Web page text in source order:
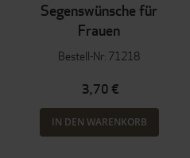
Segenswünsche für
Frauen
Bestell-Nr: 71218
3,70 €
IN DEN WARENKORB